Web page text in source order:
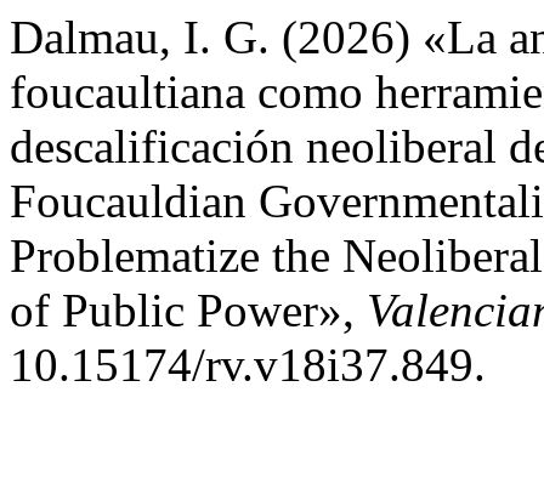
Dalmau, I. G. (2026) «La
foucaultiana como
descalificación neoliberal
Foucauldian
Problematize the
of Public Power»,
10.15174/rv.v18i37.849.